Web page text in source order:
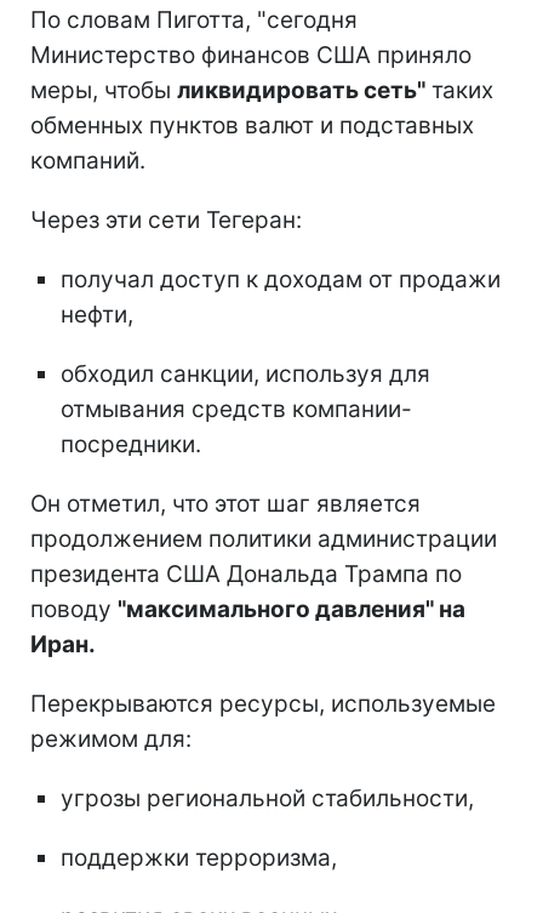
По словам Пиготта, "сегодня
Министерство финансов США приняло
меры, чтобы ликвидировать сеть" таких
обменных пунктов валют и подставных
компаний.
Через эти сети Тегеран:
получал доступ к доходам от продажи
нефти,
обходил санкции, используя для
отмывания средств компании-
посредники.
Он отметил, что этот шаг является
продолжением политики администрации
президента США Дональда Трампа по
поводу "максимального давления" на
Иран.
Перекрываются ресурсы, используемые
режимом для:
угрозы региональной стабильности,
поддержки терроризма,